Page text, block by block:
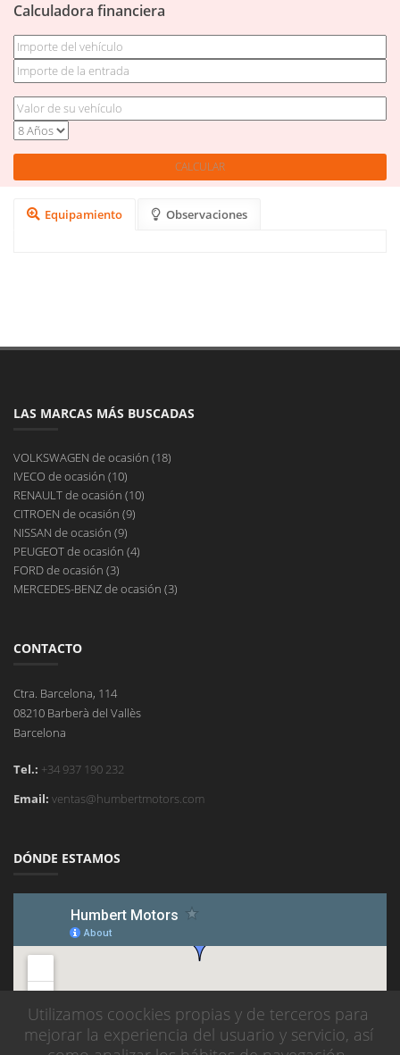
Calculadora financiera
Equipamiento Observaciones
LAS MARCAS MÁS BUSCADAS
VOLKSWAGEN de ocasión (18)
IVECO de ocasión (10)
RENAULT de ocasión (10)
CITROEN de ocasión (9)
NISSAN de ocasión (9)
PEUGEOT de ocasión (4)
FORD de ocasión (3)
MERCEDES-BENZ de ocasión (3)
CONTACTO
Ctra. Barcelona, 114
08210 Barberà del Vallès
Barcelona
Tel.: +34 937 190 232
Email: ventas@humbertmotors.com
DÓNDE ESTAMOS
Utilizamos coockies propias y de terceros para
mejorar la experiencia del usuario y servicio, así